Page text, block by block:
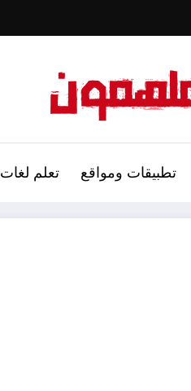
تطبيقات ومواقع تعلم لغات